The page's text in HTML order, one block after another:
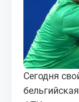
КОРТЫ
КОНТАКТЫ
UZ-PIN
Сегодня